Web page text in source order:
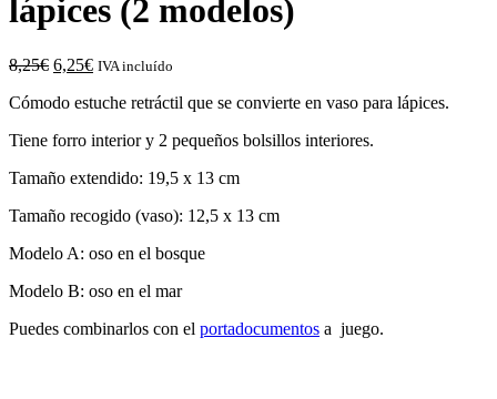
lápices (2 modelos)
8,25€ El
original
8,25€.
6,25€El
actual
6,25€.
IVA incluído
Cómodo estuche retráctil que se convierte en vaso para lápices.
Tiene forro interior y 2 pequeños bolsillos interiores.
Tamaño extendido: 19,5 x 13 cm
Tamaño recogido (vaso): 12,5 x 13 cm
Modelo A: oso en el bosque
Modelo B: oso en el mar
Puedes combinarlos con el portadocumentos a juego.